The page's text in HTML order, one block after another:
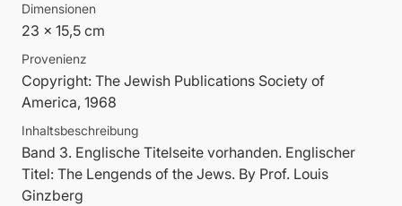
Dimensionen
23 x 15,5 cm
Provenienz
Copyright: The Jewish Publications Society of
America, 1968
Inhaltsbeschreibung
Band 3. Englische Titelseite vorhanden. Englischer
Titel: The Lengends of the Jews. By Prof. Louis
Ginzberg